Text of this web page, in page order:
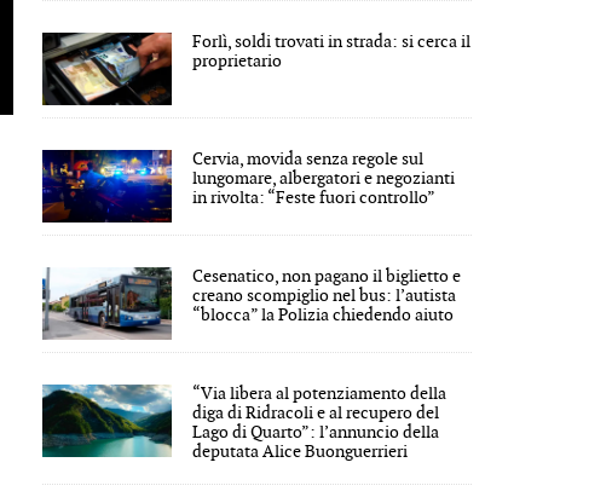
Forlì, soldi trovati in strada: si cerca il
proprietario
Cervia, movida senza regole sul
lungomare, albergatori e negozianti
in rivolta: “Feste fuori controllo”
Cesenatico, non pagano il biglietto e
creano scompiglio nel bus: l’autista
“blocca” la Polizia chiedendo aiuto
“Via libera al potenziamento della
diga di Ridracoli e al recupero del
Lago di Quarto”: l’annuncio della
deputata Alice Buonguerrieri